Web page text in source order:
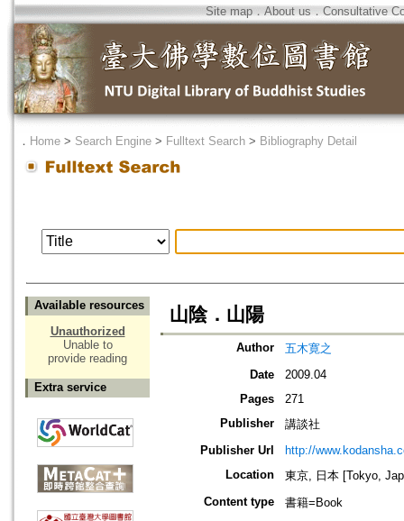
Site map．About us ． Consultative
． Home > Search Engine > Fulltext Search > Bibliography Detail
Available resources
Unauthorized
Unable to
provide reading
Extra service
山陰．山陽
Author
五木寛之
Date
2009.04
Pages
271
Publisher
講談社
Publisher Url
http://
Location
東京, 日本 [Tokyo,
Content type
書籍=Book